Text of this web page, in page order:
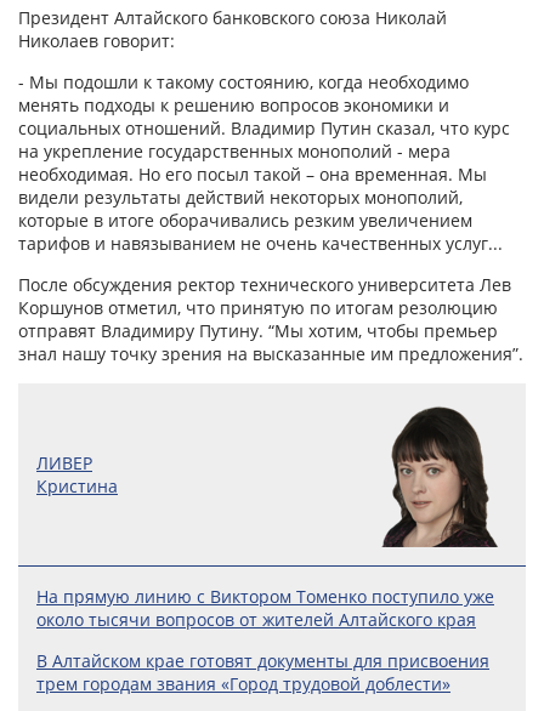
Президент Алтайского банковского союза Николай
Николаев говорит:
- Мы подошли к такому состоянию, когда необходимо
менять подходы к решению вопросов экономики и
социальных отношений. Владимир Путин сказал, что курс
на укрепление государственных монополий - мера
необходимая. Но его посыл такой – она временная. Мы
видели результаты действий некоторых монополий,
которые в итоге оборачивались резким увеличением
тарифов и навязыванием не очень качественных услуг...
После обсуждения ректор технического университета Лев
Коршунов отметил, что принятую по итогам резолюцию
отправят Владимиру Путину. “Мы хотим, чтобы премьер
знал нашу точку зрения на высказанные им предложения”.
ЛИВЕР
Кристина
На прямую линию с Виктором Томенко поступило уже
около тысячи вопросов от жителей Алтайского края
В Алтайском крае готовят документы для присвоения
трем городам звания «Город трудовой доблести»